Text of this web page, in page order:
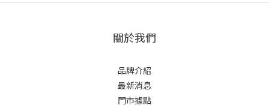
關於我們
品牌介紹
最新消息
門市據點